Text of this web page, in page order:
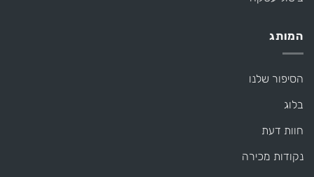
המותג
הסיפור שלנו
בלוג
חוות דעת
נקודות מכירה